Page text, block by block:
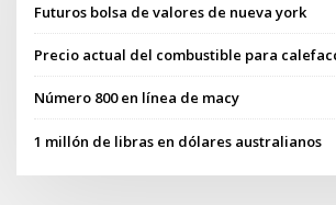
Futuros bolsa de valores de nueva york
Precio actual del combustible para
Número 800 en línea de macy
1 millón de libras en dólares australianos